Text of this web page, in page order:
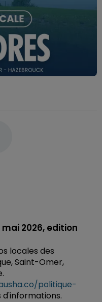
2026, edition
locales des
Saint-Omer,
politique-
d'informations.